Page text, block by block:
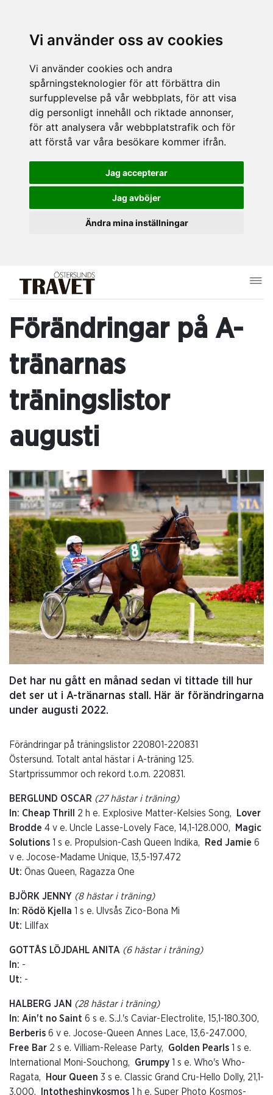
Vi använder oss av cookies
Vi använder cookies och andra
spårningsteknologier för att förbättra din
surfupplevelse på vår webbplats, för att visa
dig personligt innehåll och riktade annonser,
för att analysera vår webbplatstrafik och för
att förstå var våra besökare kommer ifrån.
Jag accepterar
Jag avböjer
Ändra mina inställningar
Förändringar på A-
tränarnas
träningslistor
augusti
Det har nu gått en månad sedan vi tittade till hur
det ser ut i A-tränarnas stall. Här är förändringarna
under augusti 2022.
Förändringar på träningslistor 220801-220831
Östersund. Totalt antal hästar i A-träning 125.
Startprissummor och rekord t.o.m. 220831.
BERGLUND OSCAR (27 hästar i träning)
In: Cheap Thrill 2 h e. Explosive Matter-Kelsies Song,
Lover
Brodde 4 v e. Uncle Lasse-Lovely Face, 14,1-128.000,
Magic
Solutions 1 s e. Propulsion-Cash Queen Indika, Red Jamie 6
v e. Jocose-Madame Unique, 13,5-197.472
Ut: Önas Queen, Ragazza One
BJÖRK JENNY (8 hästar i träning)
In: Rödö Kjella 1 s e. Ulvsås Zico-Bona Mi
Ut:
Lillfax
GOTTÅS LÖJDAHL ANITA (6 hästar i träning)
In: -
Ut: -
HALBERG JAN (28 hästar i träning)
In: Ain't no Saint 6 s e. S.J.'s Caviar-Electrolite, 15,1-180.300,
Berberis 6 v e. Jocose-Queen Annes Lace, 13,6-247.000,
Free Bar 2 s e. Villiam-Release Party, Golden Pearls 1 s e.
International Moni-Souchong, Grumpy 1 s e. Who's Who-
Ragata,
Hour Queen 3 s e. Classic Grand Cru-Hello Dolly, 21,1-
3.000,
Intotheshinykosmos 1 h e. Super Photo Kosmos-